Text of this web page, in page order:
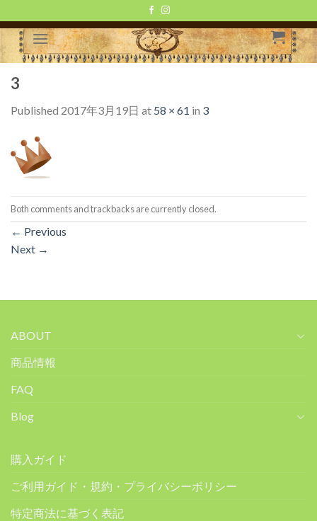
to
content
3
Published 2017年3月19日 at 58 × 61 in 3
Both comments and trackbacks are currently closed.
← Previous
Next →
ABOUT
商品情報
FAQ
Blog
購入ガイド
ご利用ガイド・規約・プライバシーポリシー
特定商法に基づく表記